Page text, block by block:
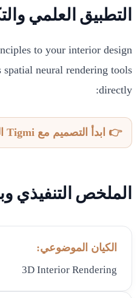
التطبيق العلمي
to your interior design
spatial neural rendering tools
directly:
👉 ابدأ التصميم مع Tigmi الذكاء الاصطناعي
الملخص التنفيذي
الكيان الموضوعي:
3D Interior Rendering